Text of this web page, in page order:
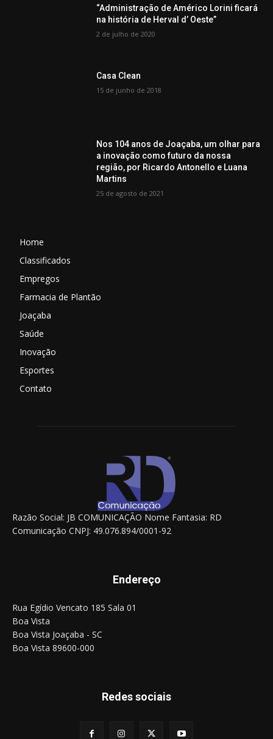
“Administração de Américo Lorini ficará
na história de Herval d’ Oeste”
2 de julho de 2020
Casa Clean
15 de junho de 2018
Nos 104 anos de Joaçaba, um olhar para
a inovação como futuro da nossa
região, por Ricardo Antonello e Luana
Martins
25 de agosto de 2021
Home
Classificados
Empregos
Farmacia de Plantão
Joaçaba
Saúde
Inovação
Esportes
Contato
Razão Social: JB COMUNICAÇÃO Nome Fantasia: RD
Comunicação CNPJ: 49.076.894/0001-92
Endereço
Rua Egídio Vencato 185 Sala 01
Boa Vista
Boa Vista Joaçaba - SC
Boa Vista 89600-000
Redes sociais